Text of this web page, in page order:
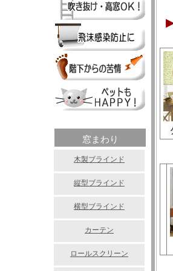
窓まわり
木製ブラインド
縦型ブラインド
横型ブラインド
カーテン
ロールスクリーン